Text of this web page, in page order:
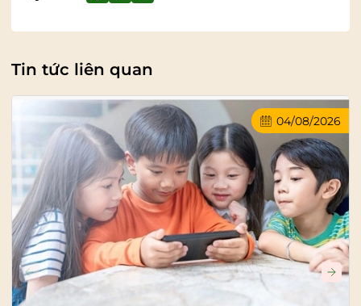
Tin tức liên quan
04/08/2026